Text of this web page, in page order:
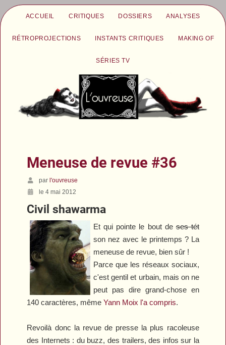
ACCUEIL CRITIQUES DOSSIERS ANALYSES
RÉTROPROJECTIONS INSTANTS CRITIQUES MAKING OF
SÉRIES TV
Meneuse de revue #36
parl'ouvreuse
le 4 mai 2012
Civil shawarma
Et qui pointe le bout deses tét
son nez avec le printemps ? La
meneuse de revue, bien sûr !
Parce que les réseaux sociaux,
c'est gentil et urbain, mais on ne
peut pas dire grand-chose en
140 caractères, mêmeYann Moix l'a compris.
Revoilà donc la revue de presse la plus racoleuse
des Internets : du buzz, des trailers, des infos sur la